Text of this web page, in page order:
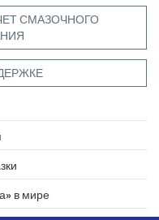
СМАЗОЧНОГО
в мире